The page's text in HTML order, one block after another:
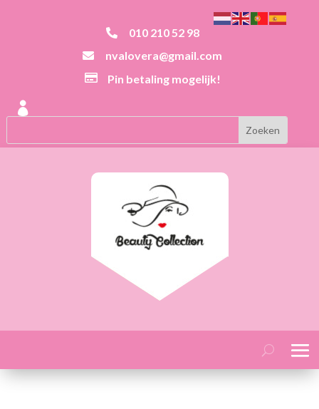
 010 210 52 98
 nvalovera@gmail.com
 Pin betaling mogelijk!
